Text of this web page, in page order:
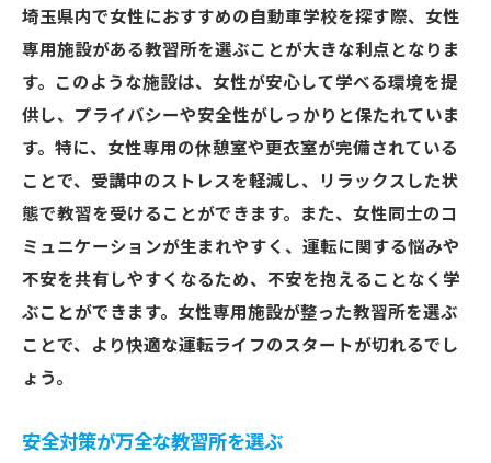
埼玉県内で女性におすすめの自動車学校を探す際、女性
専用施設がある教習所を選ぶことが大きな利点となりま
す。このような施設は、女性が安心して学べる環境を提
供し、プライバシーや安全性がしっかりと保たれていま
す。特に、女性専用の休憩室や更衣室が完備されている
ことで、受講中のストレスを軽減し、リラックスした状
態で教習を受けることができます。また、女性同士のコ
ミュニケーションが生まれやすく、運転に関する悩みや
不安を共有しやすくなるため、不安を抱えることなく学
ぶことができます。女性専用施設が整った教習所を選ぶ
ことで、より快適な運転ライフのスタートが切れるでし
ょう。
安全対策が万全な教習所を選ぶ